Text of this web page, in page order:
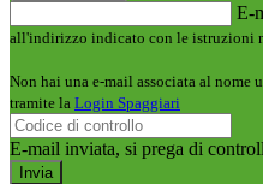
E-
all'indirizzo indicato con le istruzioni
Non hai una e-mail associata al nome
tramite la Login Spaggiari
E-mail inviata, si prega di